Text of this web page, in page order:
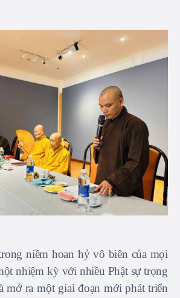
niềm hoan hỷ vô biên của mọi
nhiệm kỳ với nhiều Phật sự trọng
mở ra một giai đoạn mới phát triển